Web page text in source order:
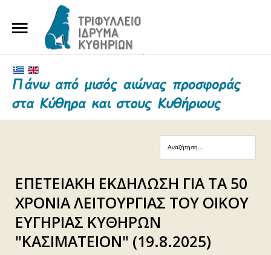
ΤΟ ΙΔΡΥΜΑ
ΕΥΕΡΓΕΤΕΣ ΚΑΙ ΔΩΡΗΤΕΣ
ΕΠΙΚΟΙΝΩΝΙΑ
ΕΠΕΤΕΙΑΚΗ ΕΚΔΗΛΩΣΗ ΓΙΑ ΤΑ 50
ΧΡΟΝΙΑ ΛΕΙΤΟΥΡΓΙΑΣ ΤΟΥ ΟΙΚΟΥ
ΕΥΓΗΡΙΑΣ ΚΥΘΗΡΩΝ
"ΚΑΣΙΜΑΤΕΙΟΝ" (19.8.2025)